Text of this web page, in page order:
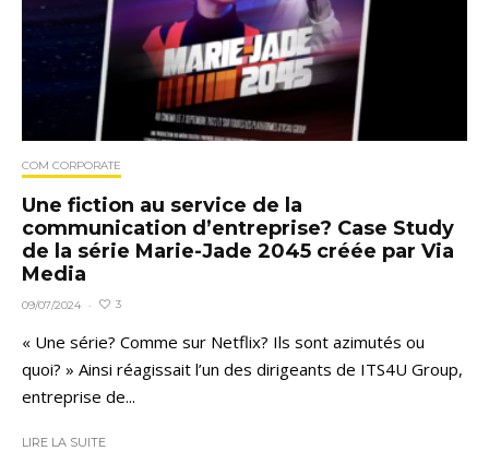
COM CORPORATE
Une fiction au service de la
communication d’entreprise? Case Study
de la série Marie-Jade 2045 créée par Via
Media
09/07/2024 · 3
« Une série? Comme sur Netflix? Ils sont azimutés ou
quoi? » Ainsi réagissait l’un des dirigeants de ITS4U Group,
entreprise de...
LIRE LA SUITE